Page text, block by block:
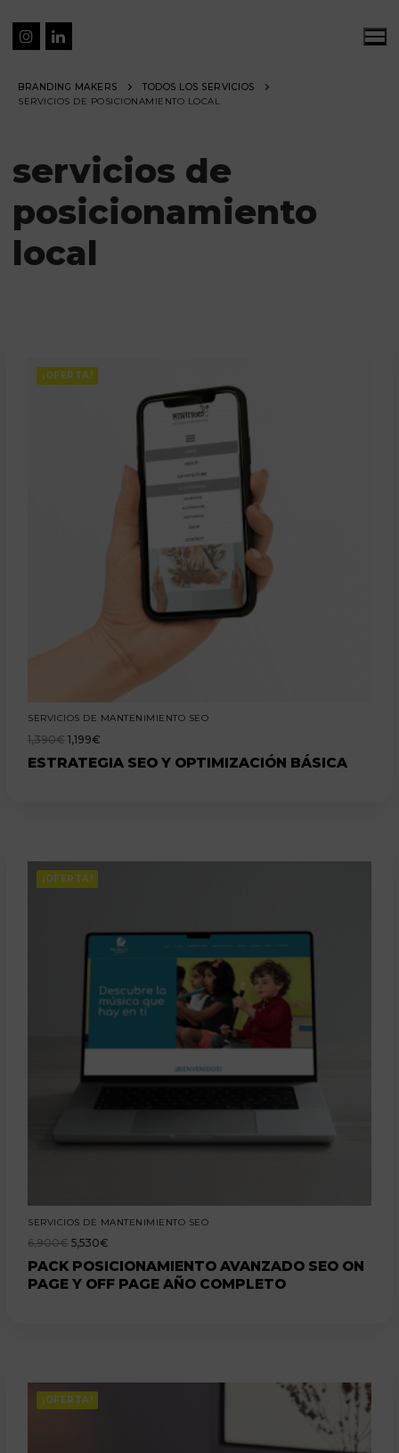
BRANDING MAKERS
TODOS LOS SERVICIOS
SERVICIOS DE POSICIONAMIENTO LOCAL
servicios de
posicionamiento
local
¡OFERTA!
SERVICIOS DE MANTENIMIENTO SEO
1,390€ 1,199€
ESTRATEGIA SEO Y OPTIMIZACIÓN BÁSICA
¡OFERTA!
SERVICIOS DE MANTENIMIENTO SEO
6,900€ 5,530€
PACK POSICIONAMIENTO AVANZADO SEO ON
PAGE Y OFF PAGE AÑO COMPLETO
¡OFERTA!